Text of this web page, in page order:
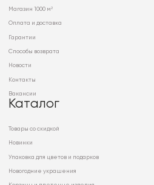
Магазин 1000 м²
Оплата и доставка
Гарантии
Способы возврата
Новости
Контакты
Вакансии
Каталог
Товары со скидкой
Новинки
Упаковка для цветов и подарков
Новогодние украшения